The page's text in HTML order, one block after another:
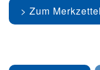
Zum